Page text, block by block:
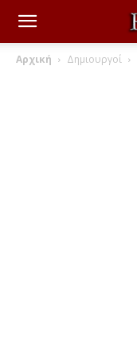
Αρχική Δημιουργοί